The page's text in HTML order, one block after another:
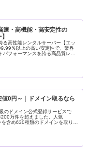
速・高機能・高安定性の
る高性能レンタルサーバー【エッ
％以上の高い安定性で、業界
パフォーマンスを誇る高品質レン
値0円～｜ドメイン取るなら
のドメイン公式登録サービスで
万件を超えました。人気
含め630種類のドメインを取り扱